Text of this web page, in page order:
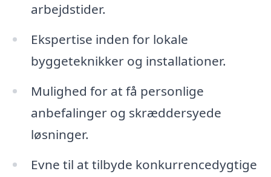
arbejdstider.
Ekspertise inden for lokale
byggeteknikker og installationer.
Mulighed for at få personlige
anbefalinger og skræddersyede
løsninger.
Evne til at tilbyde konkurrencedygtige